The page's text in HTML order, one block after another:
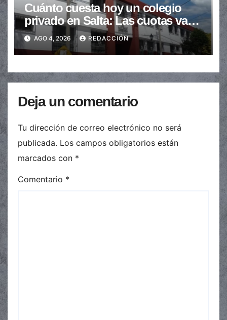
Cuánto cuesta hoy un colegio
privado en Salta: Las cuotas van
de $110.000 a más de $600.000
AGO 4, 2026 REDACCIÓN
Deja un comentario
Tu dirección de correo electrónico no será
publicada. Los campos obligatorios están
marcados con *
Comentario *